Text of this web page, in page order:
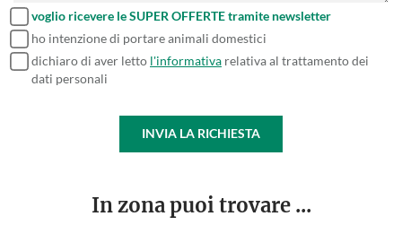
voglio ricevere le SUPER OFFERTE tramite newsletter
ho intenzione di portare animali domestici
dichiaro di aver letto l'informativa relativa al trattamento dei
dati personali
INVIA LA RICHIESTA
In zona puoi trovare ...